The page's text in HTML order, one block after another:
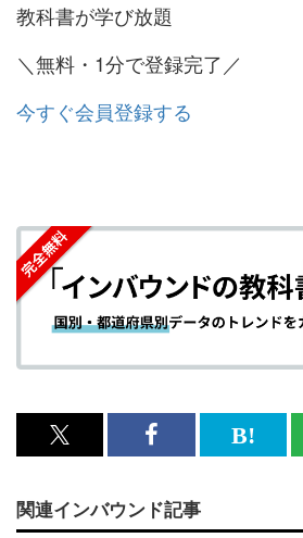
教科書が学び放題
＼無料・1分で登録完了／
今すぐ会員登録する
x<br>
記
Facebook<br>
記
は
関連インバウンド記事